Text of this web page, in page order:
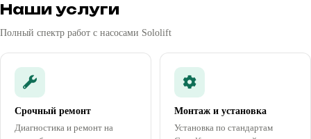
Наши услуги
Полный спектр работ с насосами Sololift
Срочный ремонт
Диагностика и ремонт на
Монтаж и установка
Установка по стандартам